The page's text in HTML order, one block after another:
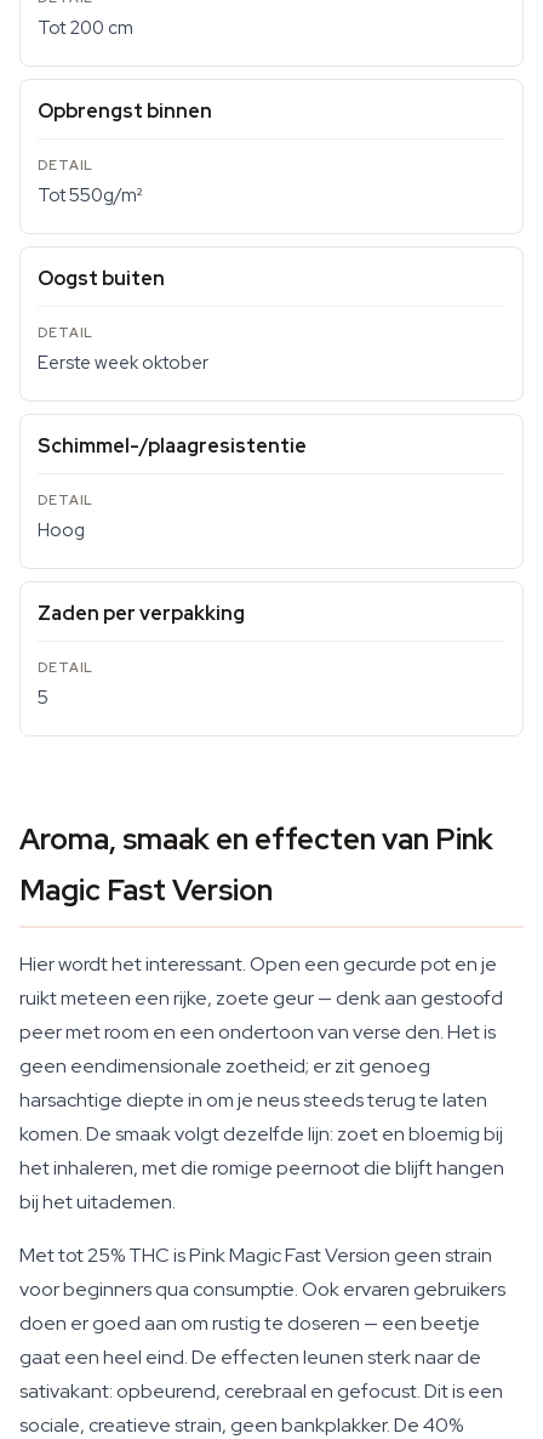
Tot 200 cm
Opbrengst binnen
Tot 550g/m²
Oogst buiten
Eerste week oktober
Schimmel-/plaagresistentie
Hoog
Zaden per verpakking
5
Aroma, smaak en effecten van Pink
Magic Fast Version
Hier wordt het interessant. Open een gecurde pot en je
ruikt meteen een rijke, zoete geur — denk aan gestoofd
peer met room en een ondertoon van verse den. Het is
geen eendimensionale zoetheid; er zit genoeg
harsachtige diepte in om je neus steeds terug te laten
komen. De smaak volgt dezelfde lijn: zoet en bloemig bij
het inhaleren, met die romige peernoot die blijft hangen
bij het uitademen.
Met tot 25% THC is Pink Magic Fast Version geen strain
voor beginners qua consumptie. Ook ervaren gebruikers
doen er goed aan om rustig te doseren — een beetje
gaat een heel eind. De effecten leunen sterk naar de
sativakant: opbeurend, cerebraal en gefocust. Dit is een
sociale, creatieve strain, geen bankplakker. De 40%